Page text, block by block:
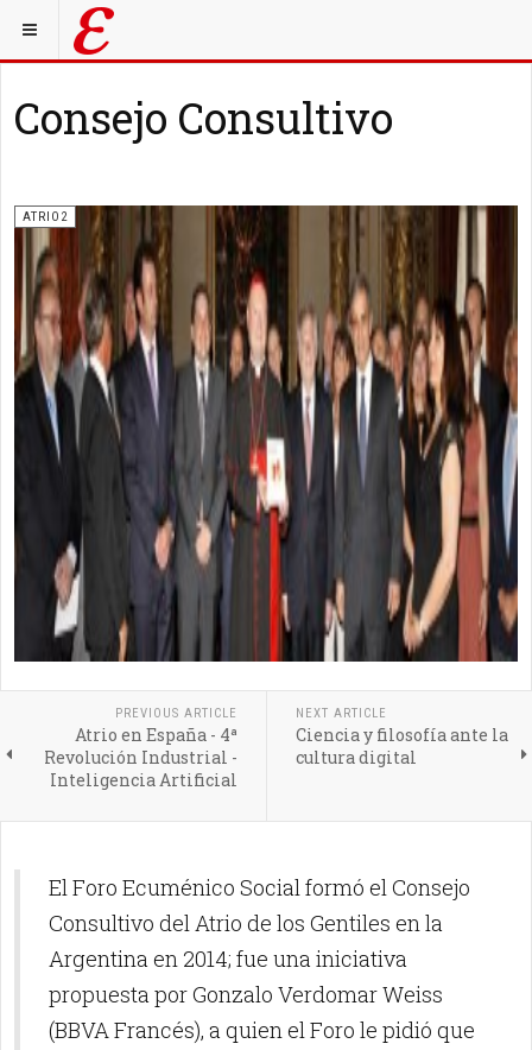
Consejo Consultivo
ATRIO2
PREVIOUS ARTICLE
Atrio en España - 4ª
Revolución Industrial -
Inteligencia Artificial
NEXT ARTICLE
Ciencia y filosofía ante la
cultura digital
El Foro Ecuménico Social formó el Consejo
Consultivo del Atrio de los Gentiles en la
Argentina en 2014; fue una iniciativa
propuesta por Gonzalo Verdomar Weiss
(BBVA Francés), a quien el Foro le pidió que